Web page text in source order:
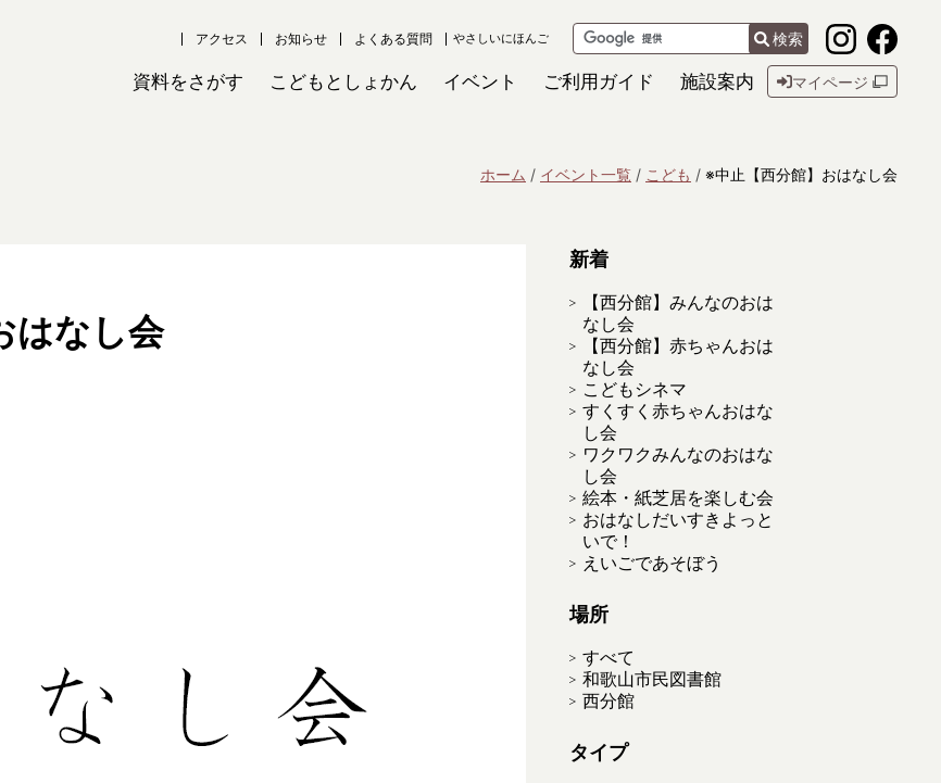
アクセス お知らせ よくある質問 やさしいにほんご 検索
資料をさがす こどもとしょかん イベント ご利用ガイド 施設案内 マイページ
ホーム イベント一覧 こども ※中止【西分館】おはなし会
はなし会
新着
【西分館】みんなのおは
なし会
【西分館】赤ちゃんおは
なし会
こどもシネマ
すくすく赤ちゃんおはな
し会
ワクワクみんなのおはな
し会
絵本・紙芝居を楽しむ会
おはなしだいすきよっと
いで！
えいごであそぼう
場所
すべて
和歌山市民図書館
西分館
タイプ